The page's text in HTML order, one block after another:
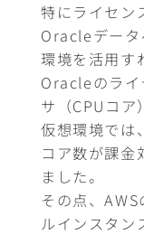
特にライセン
Oracleデータ
環境を活用す
Oracleのライ
サ（CPUコア
仮想環境では
コア数が課金
ました。
その点、
ルインスタン